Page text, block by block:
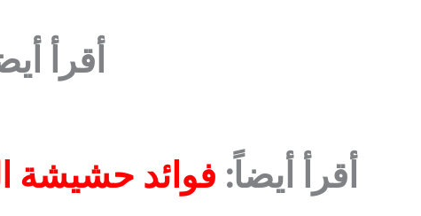
أقرأ
أقرأ أيضاً: فوائد حشيشة